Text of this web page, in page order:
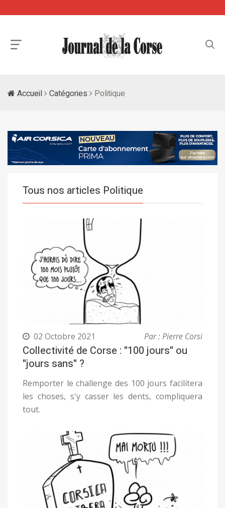
Accueil Catégories Politique
Tous nos articles Politique
02 Octobre 2021 Par : Pierre Corsi
Collectivité de Corse : "100 jours" ou
"jours sans" ?
Remporter le challenge des 100 jours facilitera
les choses, s'y casser les dents, compliquera
tout.